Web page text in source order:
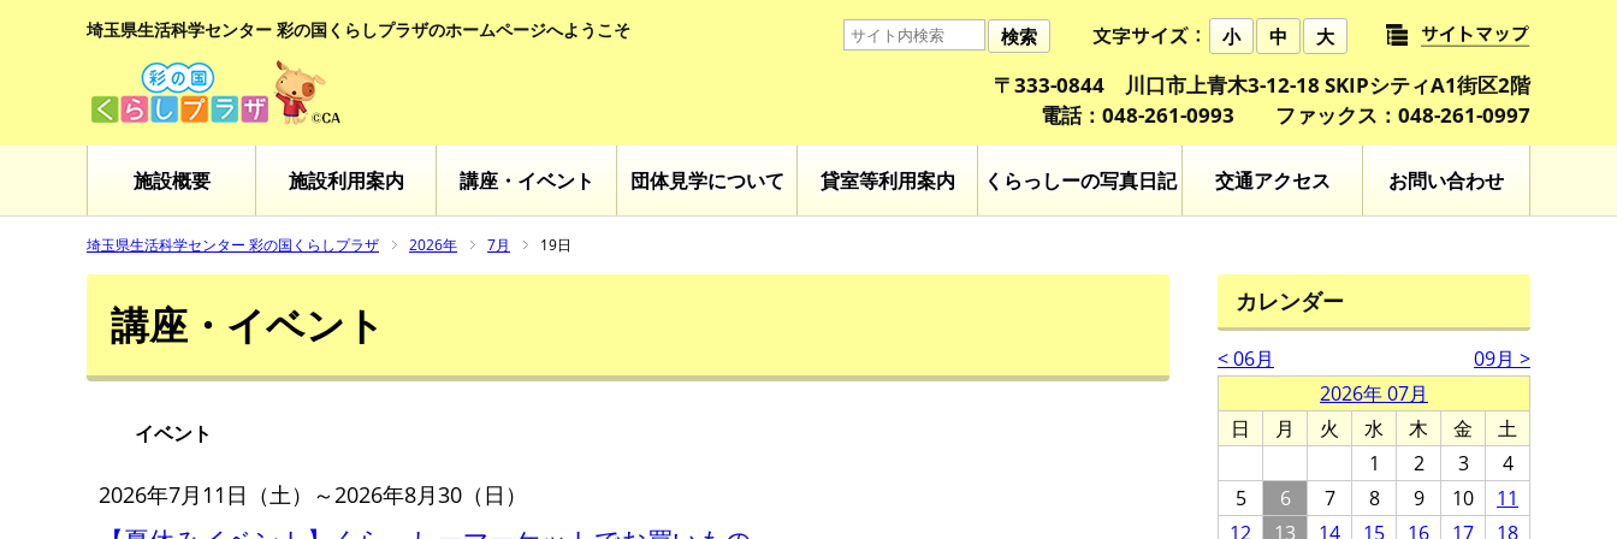
埼玉県生活科学センター 彩の国くらしプラザのホームページへようこそ 小 中 大
検索
〒333-0844 川口市上青木3-12-18 SKIPシティA1街区2階
電話：048-261-0993 ファックス：048-261-0997
施設概要 施設利用案内 講座・イベント 団体見学について 貸室等利用案内 くらっしーの写真日記 交通アクセス お問い合わせ
埼玉県生活科学センター 彩の国くらしプラザ 2026年 7月 19日
講座・イベント
イベント
2026年7月11日（土）～2026年8月30（日）
カレンダー
< 06月
09月 >
2026年 07月
日
月 火 水 木 金
土
1
2 3
4
5
6 7 8 9 10
11
12
13 14 15 16 17
18